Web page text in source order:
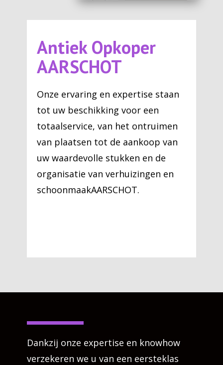
Antiek Opkoper
AARSCHOT
Onze ervaring en expertise staan
tot uw beschikking voor een
totaalservice, van het ontruimen
van plaatsen tot de aankoop van
uw waardevolle stukken en de
organisatie van verhuizingen en
schoonmaakAARSCHOT.
Dankzij onze expertise en knowhow
verzekeren we u van een eersteklas